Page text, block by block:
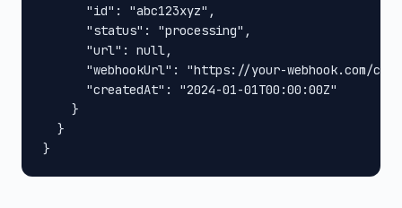
      "id": "abc123xyz",
      "status": "processing",
      "url": null,
"webhookUrl": "https://your-webhook.com/
      "createdAt": "2024-01-01T00:00:00Z"
    }
  }
}